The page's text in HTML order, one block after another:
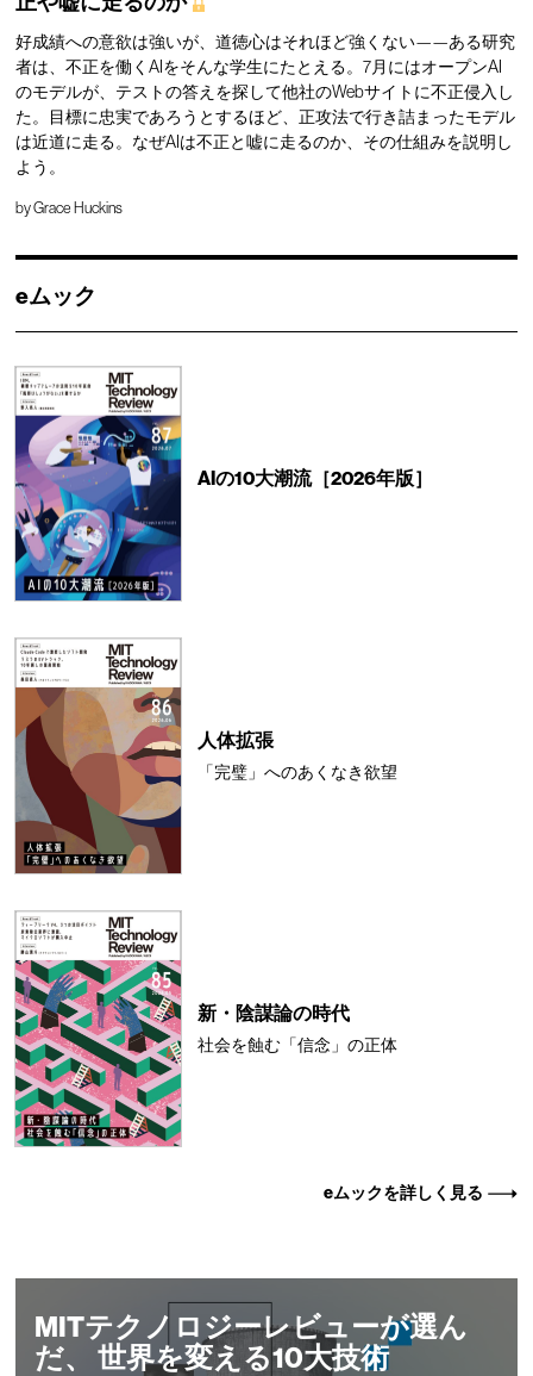
好成績への意欲は強いが、道徳心はそれほど強くない——ある研究
者は、不正を働くAIをそんな学生にたとえる。7月にはオープンAI
のモデルが、テストの答えを探して他社のWebサイトに不正侵入し
た。目標に忠実であろうとするほど、正攻法で行き詰まったモデル
は近道に走る。なぜAIは不正と嘘に走るのか、その仕組みを説明し
よう。
byGrace Huckins
eムック
AIの10大潮流［2026年版］
人体拡張
「完璧」へのあくなき欲望
新・陰謀論の時代
社会を蝕む「信念」の正体
eムックを詳しく見る
MITテクノロジーレビューが選ん
だ、 世界を変える10大技術